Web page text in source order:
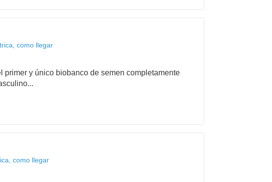
como llegar
y único biobanco de semen completamente
como llegar